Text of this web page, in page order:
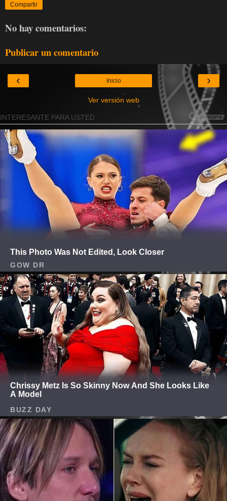
Compartir
No hay comentarios:
Publicar un comentario
‹ ›
Inicio
Ver versión web